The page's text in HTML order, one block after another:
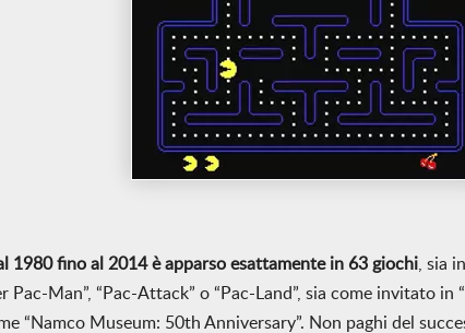
1980 fino al 2014 è apparso esattamente in 63 giochi , sia
Pac-Man”, “Pac-Attack” o “Pac-Land”, sia come invitato in
“Namco Museum: 50th Anniversary”. Non paghi del